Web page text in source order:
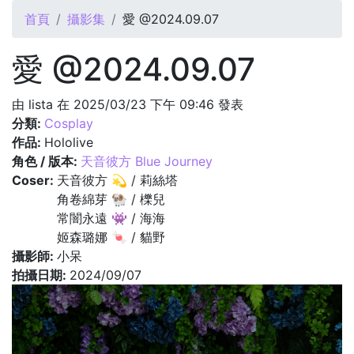
您在這裡
首頁 攝影集 愛 @2024.09.07
愛 @2024.09.07
由 lista 在 2025/03/23 下午 09:46 發表
分類: Cosplay
作品: Hololive
角色 / 版本: 天音彼方 Blue Journey
Coser: 天音彼方 💫 / 莉絲塔
角卷綿芽 🐏 / 櫟兒
常闇永遠 👾 / 海海
姬森璐娜 🍬 / 貓野
攝影師: 小呆
拍攝日期: 2024/09/07